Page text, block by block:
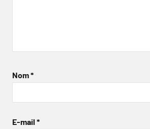
Nom*
E-mail *